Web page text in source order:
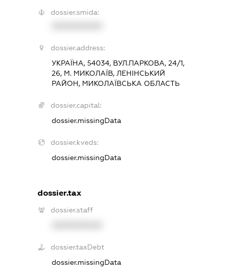
dossier.smida:
dossier.address:
УКРАЇНА, 54034, ВУЛ.ПАРКОВА, 24/1,
26, М. МИКОЛАЇВ, ЛЕНІНСЬКИЙ
РАЙОН, МИКОЛАЇВСЬКА ОБЛАСТЬ
dossier.capital:
dossier.missingData
dossier.kveds:
dossier.missingData
dossier.tax
dossier.staff
dossier.taxDebt
dossier.missingData